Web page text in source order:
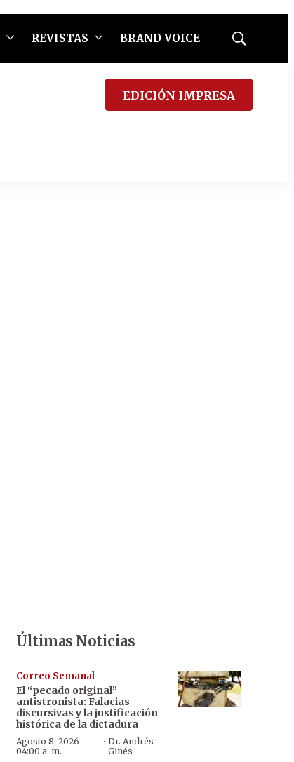
REVISTAS BRAND VOICE
Mostrar
EDICIÓN IMPRESA
Últimas Noticias
Correo Semanal
El “pecado original”
antistronista: Falacias
discursivas y la justificación
histórica de la dictadura
Agosto 8, 2026
04:00 a. m.
·Dr. Andrés
Ginés